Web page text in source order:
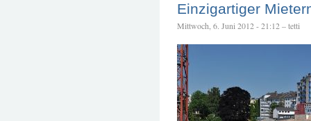
Einzigartiger
Mittwoch, 6. Juni 2012 - 21:12 – tetti